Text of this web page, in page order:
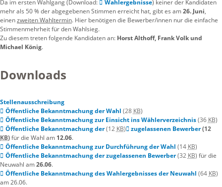
Da im ersten Wahlgang (Download:
Wahlergebnisse) keiner der Kandidaten
mehr als 50 % der abgegebenen Stimmen erreicht hat, gibt es am26. Juni,
einenzweiten Wahltermin. Hier benötigen die Bewerber/innen nur die einfache
Stimmenmehrheit für den Wahlsieg.
Zu diesem treten folgende Kandidaten an: Horst Althoff, Frank Volk und
Michael König.
Downloads
Stellenausschreibung
Öffentliche Bekanntmachung der Wahl (28 KB)
Öffentliche Bekanntmachung zur Einsicht ins Wählerverzeichnis(36 KB)
Öffentliche Bekanntmachung der(12 KB) zugelassenen Bewerber(12
KB)für die Wahl am 12.06.
Öffentliche Bekanntmachung zur Durchführung der Wahl (14 KB)
Öffentliche Bekanntmachung derzugelassenen Bewerber(32 KB) für die
Neuwahl am26.06.
Öffentliche Bekanntmachung des Wahlergebnisses der Neuwahl (64 KB)
am 26.06.